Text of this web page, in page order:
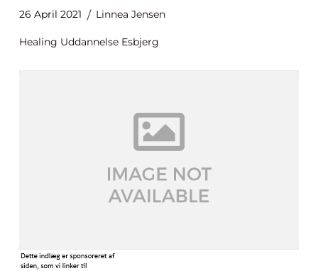
26 April 2021 Linnea Jensen
Healing Uddannelse Esbjerg